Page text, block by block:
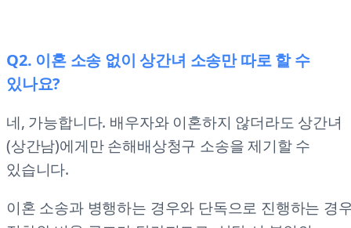
Q2. 이혼 소송 없이 상간녀 소송만 따로 할 수
있나요?
네, 가능합니다. 배우자와 이혼하지 않더라도 상간녀
(상간남)에게만 손해배상청구 소송을 제기할 수
있습니다.
이혼 소송과 병행하는 경우와 단독으로 진행하는 경